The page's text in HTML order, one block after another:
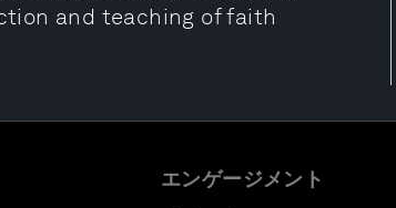
and teaching of faith
エンゲージメント